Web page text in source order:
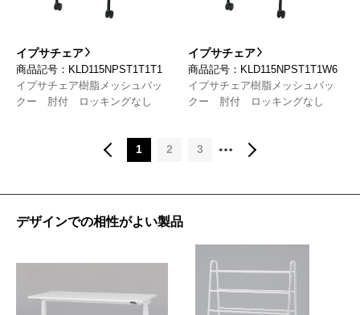
イプサチェア
商品記号：KLD115NPST1T1T1
イプサチェア樹脂メッシュバッ
クー 肘付 ロッキングなし
イプサチェア
商品記号：KLD115NPST1T1W6
イプサチェア樹脂メッシュバッ
クー 肘付 ロッキングなし
1 2 3
デザインでの相性がよい製品